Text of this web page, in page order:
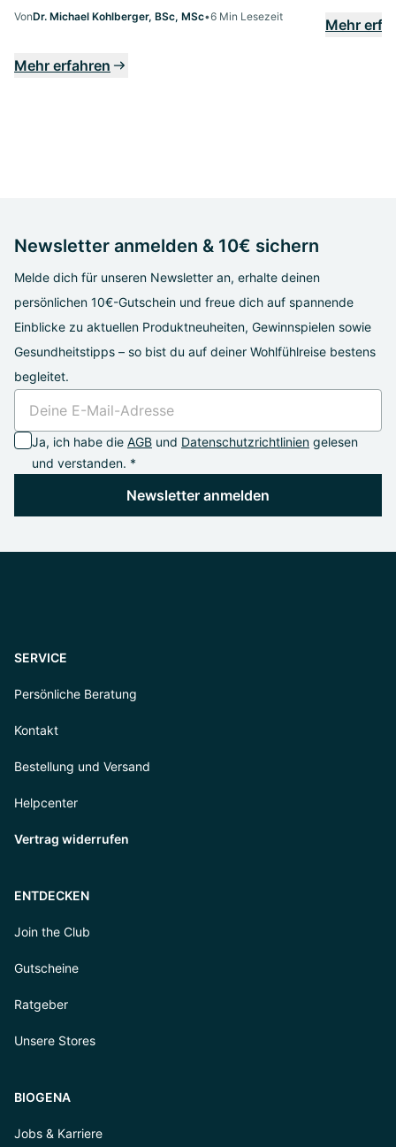
VonDr. Michael Kohlberger, BSc, MSc•6 Min Lesezeit
Mehr erfahren
Mehr
Newsletter anmelden & 10€ sichern
Melde dich für unseren Newsletter an, erhalte deinen
persönlichen 10€-Gutschein und freue dich auf spannende
Einblicke zu aktuellen Produktneuheiten, Gewinnspielen sowie
Gesundheitstipps – so bist du auf deiner Wohlfühlreise bestens
begleitet.
Ja, ich habe die AGB und Datenschutzrichtlinien gelesen
und verstanden. *
Newsletter anmelden
SERVICE
Persönliche Beratung
Kontakt
Bestellung und Versand
Helpcenter
Vertrag widerrufen
ENTDECKEN
Join the Club
Gutscheine
Ratgeber
Unsere Stores
BIOGENA
Jobs & Karriere